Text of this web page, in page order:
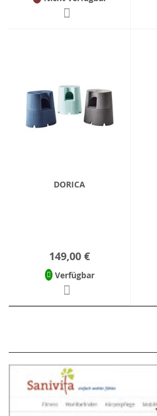
DORICA
149,00 €
Verfügbar